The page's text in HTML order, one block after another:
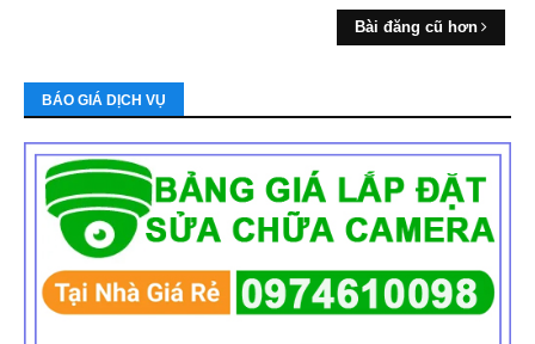
Bài đăng cũ hơn
BÁO GIÁ DỊCH VỤ